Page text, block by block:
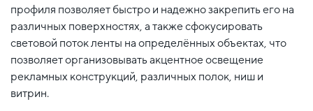
профиля позволяет быстро и надежно закрепить его на
различных поверхностях, а также сфокусировать
световой поток ленты на определённых объектах, что
позволяет организовывать акцентное освещение
рекламных конструкций, различных полок, ниш и
витрин.